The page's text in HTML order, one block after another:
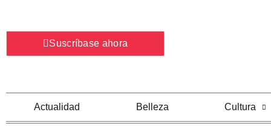
contenido
Suscríbase ahora
Actualidad Belleza Cultura